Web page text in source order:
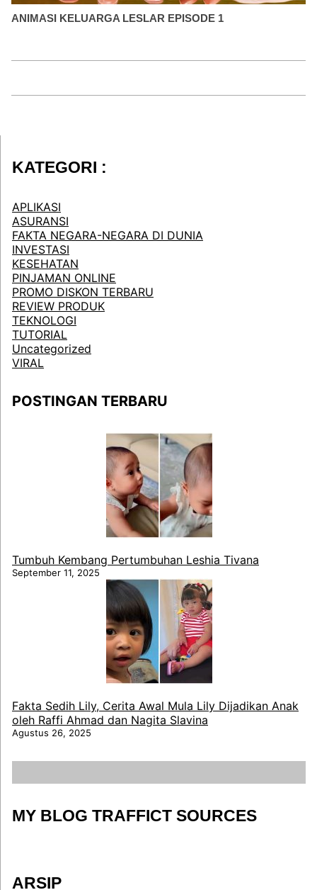
ANIMASI KELUARGA LESLAR EPISODE 1
KATEGORI :
APLIKASI
ASURANSI
FAKTA NEGARA-NEGARA DI DUNIA
INVESTASI
KESEHATAN
PINJAMAN ONLINE
PROMO DISKON TERBARU
REVIEW PRODUK
TEKNOLOGI
TUTORIAL
Uncategorized
VIRAL
POSTINGAN TERBARU
Tumbuh Kembang Pertumbuhan Leshia Tivana
September 11, 2025
Fakta Sedih Lily, Cerita Awal Mula Lily Dijadikan Anak
oleh Raffi Ahmad dan Nagita Slavina
Agustus 26, 2025
MY BLOG TRAFFICT SOURCES
ARSIP